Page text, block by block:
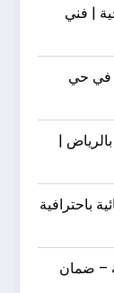
| فني
في حي
|
باحترافية
– ضمان